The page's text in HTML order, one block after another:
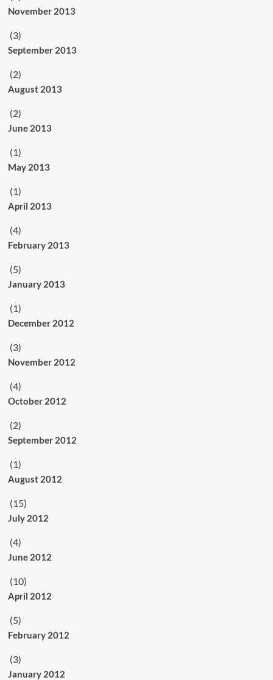
November 2013
(3)
September 2013
(2)
August 2013
(2)
June 2013
(1)
May 2013
(1)
April 2013
(4)
February 2013
(5)
January 2013
(1)
December 2012
(3)
November 2012
(4)
October 2012
(2)
September 2012
(1)
August 2012
(15)
July 2012
(4)
June 2012
(10)
April 2012
(5)
February 2012
(3)
January 2012